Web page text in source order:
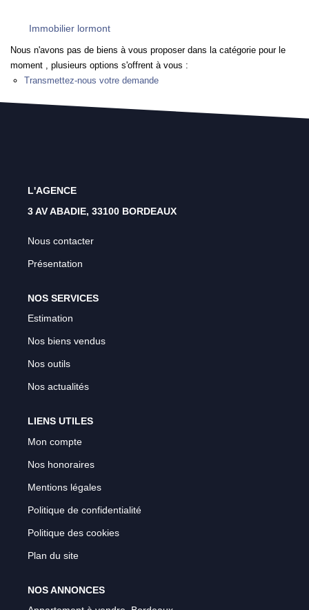
Gestion Locative
Transaction
Immobilier lormont
Nous n'avons pas de biens à vous proposer dans la catégorie pour le
moment , plusieurs options s'offrent à vous :
Transmettez-nous votre demande
L'AGENCE
3 AV ABADIE, 33100 BORDEAUX
Nous contacter
Présentation
NOS SERVICES
Estimation
Nos biens vendus
Nos outils
Nos actualités
LIENS UTILES
Mon compte
Nos honoraires
Mentions légales
Politique de confidentialité
Politique des cookies
Plan du site
NOS ANNONCES